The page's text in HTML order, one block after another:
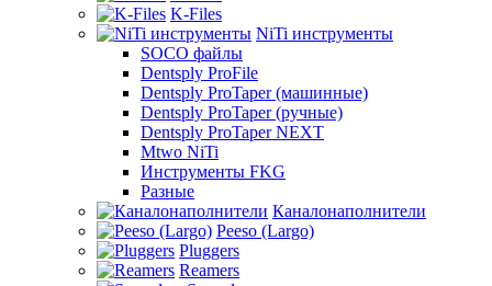
K-Files
NiTi инструменты
SOCO файлы
Dentsply ProFile
Dentsply ProTaper (машинные)
Dentsply ProTaper (ручные)
Dentsply ProTaper NEXT
Mtwo NiTi
Инструменты FKG
Разные
Каналонаполнители
Peeso (Largo)
Pluggers
Reamers